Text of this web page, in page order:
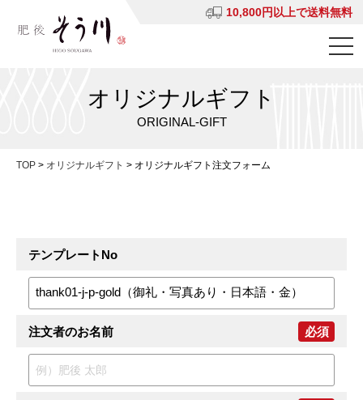
10,800円以上で送料無料
オリジナルギフト
ORIGINAL-GIFT
TOP > オリジナルギフト > オリジナルギフト注文フォーム
テンプレートNo
注文者のお名前 必須